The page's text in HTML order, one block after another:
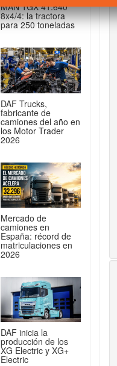
MAN TGX 41.640
8x4/4: la tractora
para 250 toneladas
DAF Trucks,
fabricante de
camiones del año en
los Motor Trader
2026
Mercado de
camiones en
España: récord de
matriculaciones en
2026
DAF inicia la
producción de los
XG Electric y XG+
Electric